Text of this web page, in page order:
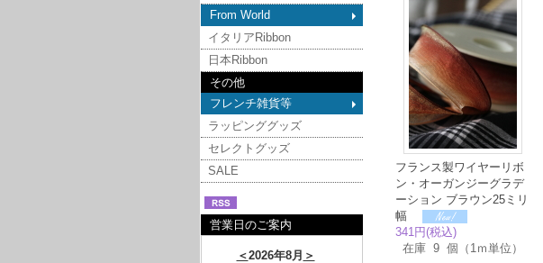
From World
イタリアRibbon
日本Ribbon
その他
フレンチ雑貨等
ラッピンググッズ
セレクトグッズ
SALE
営業日のご案内
＜2026年8月 ＞
フランス製ワイヤーリボ
ン・オーガンジーグラデ
ーション ブラウン25ミリ
幅
341円(税込)
在庫 9 個（1ｍ単位）